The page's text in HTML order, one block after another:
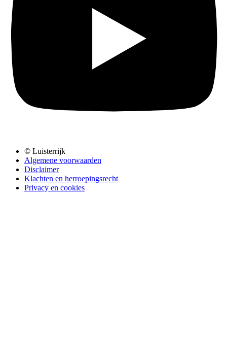
© Luisterrijk
Algemene voorwaarden
Disclaimer
Klachten en herroepingsrecht
Privacy en cookies